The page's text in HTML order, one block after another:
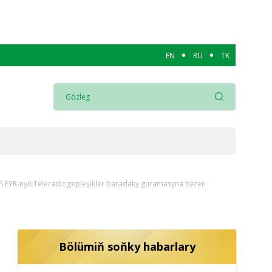
EN RU TK
nyň Teleradiogepleşikler baradaky guramasyna beren
Bölümiň soňky habarlary